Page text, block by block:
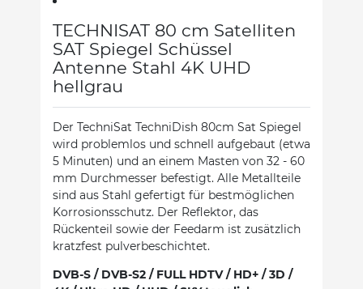
TECHNISAT 80 cm Satelliten
SAT Spiegel Schüssel
Antenne Stahl 4K UHD
hellgrau
Der TechniSat TechniDish 80cm Sat Spiegel
wird problemlos und schnell aufgebaut (etwa
5 Minuten) und an einem Masten von 32 - 60
mm Durchmesser befestigt. Alle Metallteile
sind aus Stahl gefertigt für bestmöglichen
Korrosionsschutz. Der Reflektor, das
Rückenteil sowie der Feedarm ist zusätzlich
kratzfest pulverbeschichtet.
DVB-S / DVB-S2 / FULL HDTV / HD+ / 3D /